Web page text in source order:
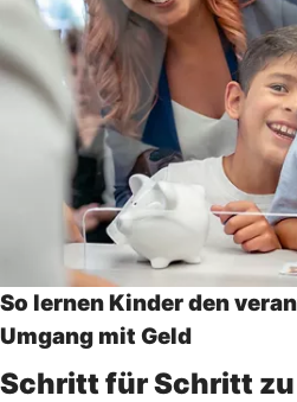
So lernen Kinder den
Umgang mit Geld
Schritt für Schritt